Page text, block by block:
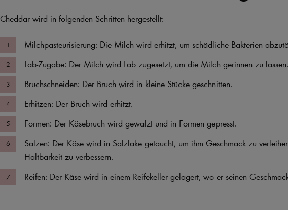
Cheddar wird in folgenden Schritten hergestellt:
Milchpasteurisierung: Die Milch wird erhitzt, um schädliche Bakterien
Lab-Zugabe: Der Milch wird Lab zugesetzt, um die Milch gerinnen zu lassen.
Bruchschneiden: Der Bruch wird in kleine Stücke geschnitten.
Erhitzen: Der Bruch wird erhitzt.
Formen: Der Käsebruch wird gewalzt und in Formen gepresst.
Salzen: Der Käse wird in Salzlake getaucht, um ihm Geschmack zu
Haltbarkeit zu verbessern.
Reifen: Der Käse wird in einem Reifekeller gelagert, wo er seinen